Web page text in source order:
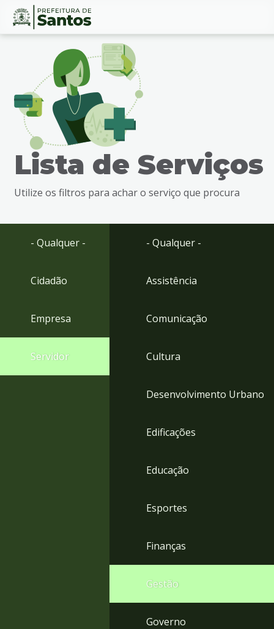
Ir
busca
Ir
Conteúdo
Lista de Serviços
Utilize os filtros para achar o serviço que procura
- Qualquer -
Cidadão
Empresa
Servidor
- Qualquer -
Assistência
Comunicação
Cultura
Desenvolvimento Urbano
Edificações
Educação
Esportes
Finanças
Gestão
Governo